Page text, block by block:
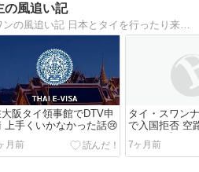
の風追い記
【REACH：D】店主 タワンの風追い記 日本とタイを行ったり来たり。 「風を追うようなものだ…」
阪タイ領事館でDTV申
上手くいかなかった話😢
月前
タイ・スワン
で入国拒否 空
否⁉️その時どう
7ヶ月前